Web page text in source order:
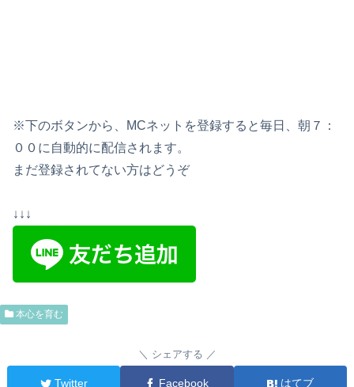
※下のボタンから、MCネットを登録すると毎日、朝７：
００に自動的に配信されます。
まだ登録されてない方はどうぞ
↓↓↓
本心を育む
シェアする
Twitter Facebook はてブ